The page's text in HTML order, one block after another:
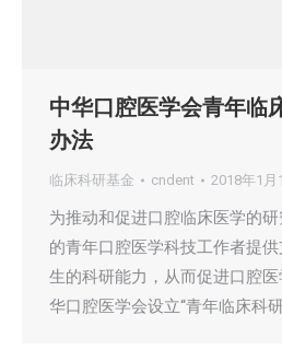
中华口腔医学会青年临
办法
临床科研基金 cndent 2018年1月
为推动和促进口腔临床医学的
的青年口腔医学科技工作者提
生的科研能力，从而促进口腔
华口腔医学会设立“青年临床科研